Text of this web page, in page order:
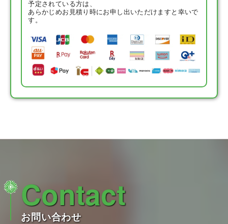
予定されている方は、
あらかじめお見積り時にお申し出いただけますと幸いで
す。
Contact
お問い合わせ